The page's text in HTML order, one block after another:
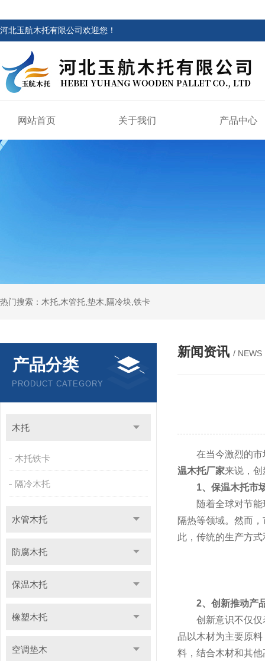
河北玉航木托有限公司欢迎您！
网站首页 关于我们 产品中心
热门搜索：木托,木管托,垫木,隔冷块,铁卡
产品分类
PRODUCT CATEGORY
木托
木托铁卡
隔冷木托
水管木托
防腐木托
保温木托
橡塑木托
空调垫木
新闻资讯 / NEWS
在当今激烈的市场
温木托厂家来说，创
1、保温木托市
随着全球对节能环
隔热等领域。然而
此，传统的生产方
2、创新推动产
创新意识不仅仅表
品以木材为主要原
料，结合木材和其